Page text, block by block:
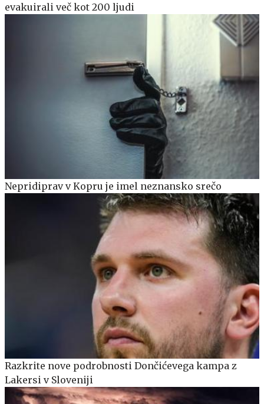
evakuirali več kot 200 ljudi
Nepridiprav v Kopru je imel neznansko srečo
Razkrite nove podrobnosti Dončićevega kampa z
Lakersi v Sloveniji